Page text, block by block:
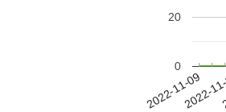
2022-11-09
2022-
0
20